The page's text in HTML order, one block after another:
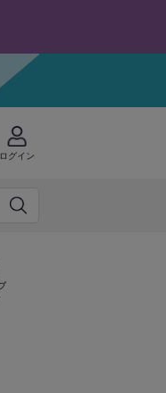
ログイン